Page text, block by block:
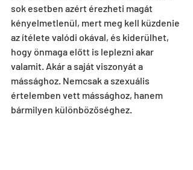
sok esetben azért érezheti magát
kényelmetlenül, mert meg kell küzdenie
az ítélete valódi okával, és kiderülhet,
hogy önmaga előtt is leplezni akar
valamit. Akár a saját viszonyát a
mássághoz. Nemcsak a szexuális
értelemben vett mássághoz, hanem
bármilyen különbözőséghez.